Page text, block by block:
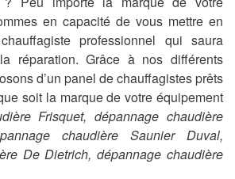
en capacité de vous mettre en
professionnel qui saura
réparation. Grâce à nos différents
d’un panel de chauffagistes prêts
soit la marque de votre équipement
Frisquet, dépannage chaudière
chaudière Saunier Duval,
De Dietrich, dépannage chaudière